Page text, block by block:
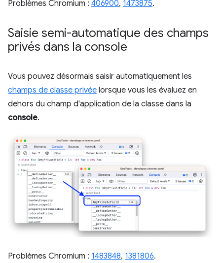
Problèmes Chromium : 406900, 1473875.
Saisie semi-automatique des champs
privés dans la console
Vous pouvez désormais saisir automatiquement les
champs de classe privée lorsque vous les évaluez en
dehors du champ d'application de la classe dans la
console.
Problèmes Chromium : 1483848, 1381806.